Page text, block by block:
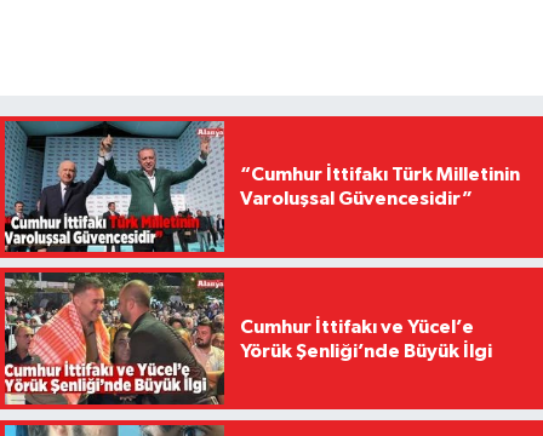
“Cumhur İttifakı Türk Milletinin
Varoluşsal Güvencesidir”
Cumhur İttifakı ve Yücel’e
Yörük Şenliği’nde Büyük İlgi